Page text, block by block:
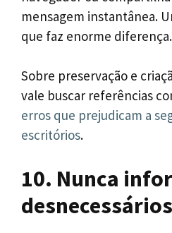
mensagem instantânea.
que faz enorme diferença.
Sobre preservação e
vale buscar referências
erros que prejudicam a
escritórios.
10. Nunca
desnecessários